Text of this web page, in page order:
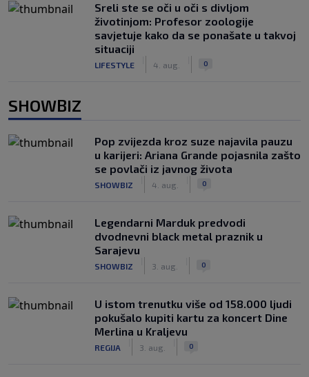
Sreli ste se oči u oči s divljom
životinjom: Profesor zoologije
savjetuje kako da se ponašate u takvoj
situaciji
LIFESTYLE 4. aug. 0
SHOWBIZ
Pop zvijezda kroz suze najavila pauzu
u karijeri: Ariana Grande pojasnila zašto
se povlači iz javnog života
SHOWBIZ 4. aug. 0
Legendarni Marduk predvodi
dvodnevni black metal praznik u
Sarajevu
SHOWBIZ 3. aug. 0
U istom trenutku više od 158.000 ljudi
pokušalo kupiti kartu za koncert Dine
Merlina u Kraljevu
REGIJA 3. aug. 0